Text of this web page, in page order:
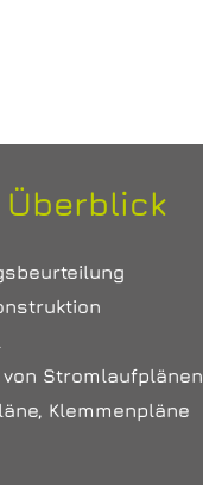
Stromlaufplänen
Klemmenpläne